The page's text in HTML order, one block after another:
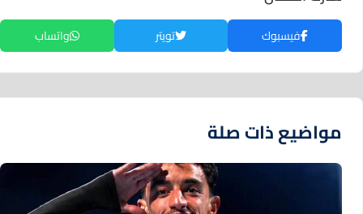
فيسبوك تويتر واتساب
مواضيع ذات صلة